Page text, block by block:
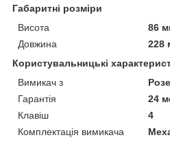
Габаритні розміри
Висота
86
Довжина
228
Користувальницькі
Вимикач з
Гарантія
24
Клавіш
4
Комплектація вимикача